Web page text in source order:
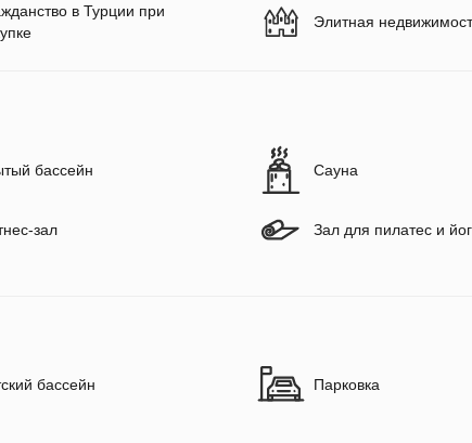
в Турции при
Элитная
бассейн Сауна
зал Зал для пилатес и
бассейн Парковка